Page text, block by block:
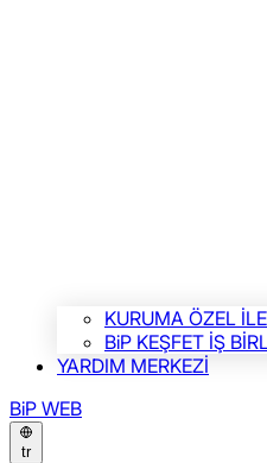
KURUMA ÖZEL
BiP KEŞFET İŞ
YARDIM MERKEZİ
BiP WEB
tr